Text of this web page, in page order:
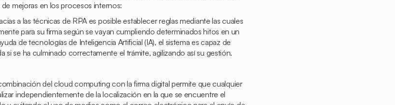
mejoras en los procesos internos:
a las técnicas de RPA es posible establecer reglas mediante las cuales
para su firma según se vayan cumpliendo determinados hitos en un
de tecnologías de Inteligencia Artificial (IA), el sistema es capaz de
si se ha culminado correctamente el trámite, agilizando así su gestión.
del cloud computing con la firma digital permite que cualquier
independientemente de la localización en la que se encuentre el